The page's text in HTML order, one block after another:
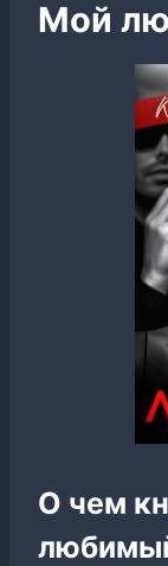
Мой
О чем